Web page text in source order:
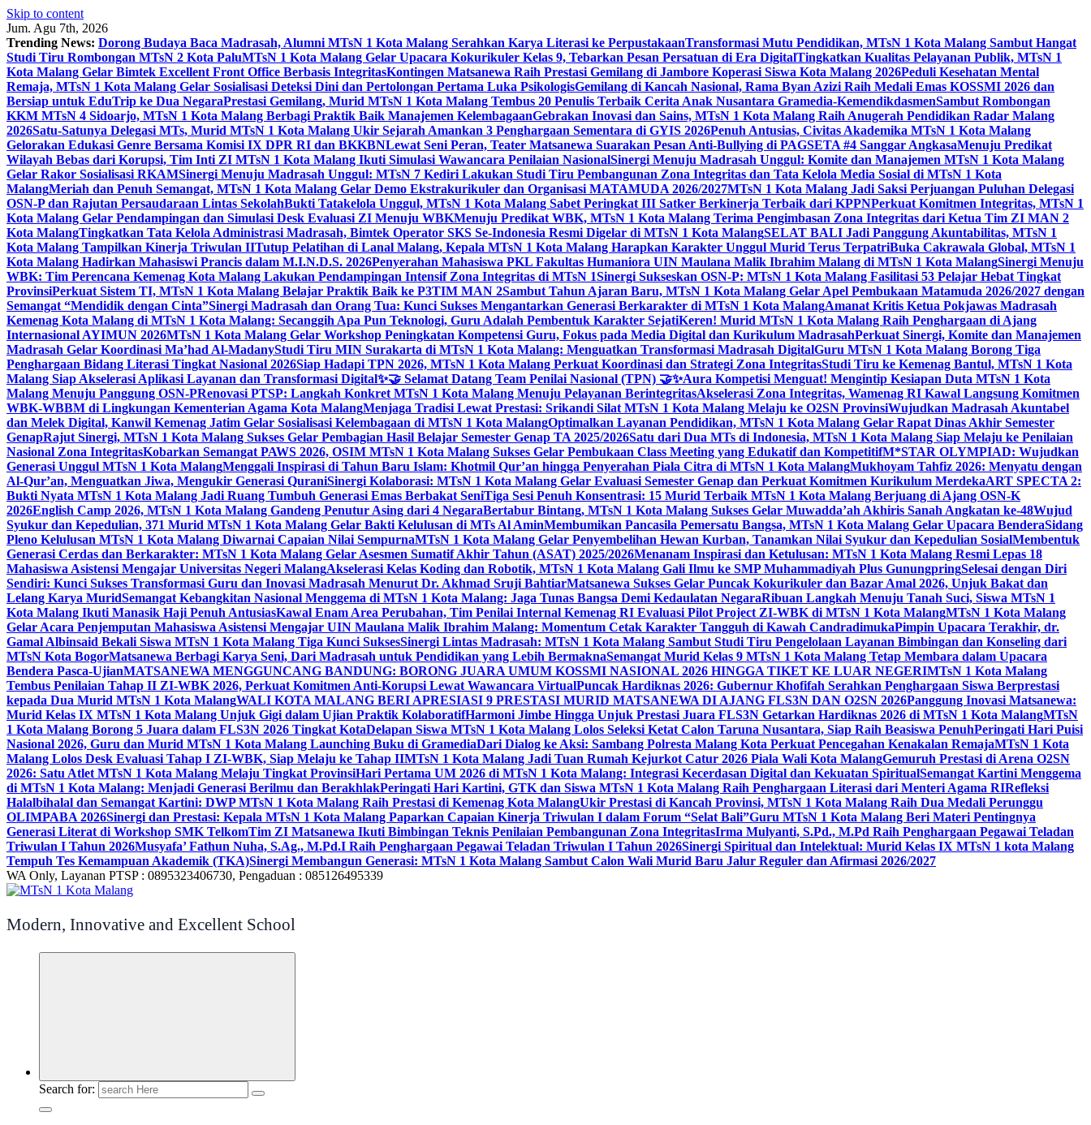
Skip to content
Jum. Agu 7th, 2026
Trending News: Dorong Budaya Baca Madrasah, Alumni MTsN 1 Kota Malang Serahkan Karya Literasi ke PerpustakaanTransformasi Mutu Pendidikan, MTsN 1 Kota Malang Sambut Hangat
Studi Tiru Rombongan MTsN 2 Kota PaluMTsN 1 Kota Malang Gelar Upacara Kokurikuler Kelas 9, Tebarkan Pesan Persatuan di Era DigitalTingkatkan Kualitas Pelayanan Publik, MTsN 1
Kota Malang Gelar Bimtek Excellent Front Office Berbasis IntegritasKontingen Matsanewa Raih Prestasi Gemilang di Jambore Koperasi Siswa Kota Malang 2026Peduli Kesehatan Mental
Remaja, MTsN 1 Kota Malang Gelar Sosialisasi Deteksi Dini dan Pertolongan Pertama Luka PsikologisGemilang di Kancah Nasional, Rama Byan Azizi Raih Medali Emas KOSSMI 2026 dan
Bersiap untuk EduTrip ke Dua NegaraPrestasi Gemilang, Murid MTsN 1 Kota Malang Tembus 20 Penulis Terbaik Cerita Anak Nusantara Gramedia-KemendikdasmenSambut Rombongan
KKM MTsN 4 Sidoarjo, MTsN 1 Kota Malang Berbagi Praktik Baik Manajemen KelembagaanGebrakan Inovasi dan Sains, MTsN 1 Kota Malang Raih Anugerah Pendidikan Radar Malang
2026Satu-Satunya Delegasi MTs, Murid MTsN 1 Kota Malang Ukir Sejarah Amankan 3 Penghargaan Sementara di GYIS 2026Penuh Antusias, Civitas Akademika MTsN 1 Kota Malang
Gelorakan Edukasi Genre Bersama Komisi IX DPR RI dan BKKBNLewat Seni Peran, Teater Matsanewa Suarakan Pesan Anti-Bullying di PAGSETA #4 Sanggar AngkasaMenuju Predikat
Wilayah Bebas dari Korupsi, Tim Inti ZI MTsN 1 Kota Malang Ikuti Simulasi Wawancara Penilaian NasionalSinergi Menuju Madrasah Unggul: Komite dan Manajemen MTsN 1 Kota Malang
Gelar Rakor Sosialisasi RKAMSinergi Menuju Madrasah Unggul: MTsN 7 Kediri Lakukan Studi Tiru Pembangunan Zona Integritas dan Tata Kelola Media Sosial di MTsN 1 Kota
MalangMeriah dan Penuh Semangat, MTsN 1 Kota Malang Gelar Demo Ekstrakurikuler dan Organisasi MATAMUDA 2026/2027MTsN 1 Kota Malang Jadi Saksi Perjuangan Puluhan Delegasi
OSN-P dan Rajutan Persaudaraan Lintas SekolahBukti Tatakelola Unggul, MTsN 1 Kota Malang Sabet Peringkat III Satker Berkinerja Terbaik dari KPPNPerkuat Komitmen Integritas, MTsN 1
Kota Malang Gelar Pendampingan dan Simulasi Desk Evaluasi ZI Menuju WBKMenuju Predikat WBK, MTsN 1 Kota Malang Terima Pengimbasan Zona Integritas dari Ketua Tim ZI MAN 2
Kota MalangTingkatkan Tata Kelola Administrasi Madrasah, Bimtek Operator SKS Se-Indonesia Resmi Digelar di MTsN 1 Kota MalangSELAT BALI Jadi Panggung Akuntabilitas, MTsN 1
Kota Malang Tampilkan Kinerja Triwulan IITutup Pelatihan di Lanal Malang, Kepala MTsN 1 Kota Malang Harapkan Karakter Unggul Murid Terus TerpatriBuka Cakrawala Global, MTsN 1
Kota Malang Hadirkan Mahasiswi Prancis dalam M.I.N.D.S. 2026Penyerahan Mahasiswa PKL Fakultas Humaniora UIN Maulana Malik Ibrahim Malang di MTsN 1 Kota MalangSinergi Menuju
WBK: Tim Perencana Kemenag Kota Malang Lakukan Pendampingan Intensif Zona Integritas di MTsN 1Sinergi Sukseskan OSN-P: MTsN 1 Kota Malang Fasilitasi 53 Pelajar Hebat Tingkat
ProvinsiPerkuat Sistem TI, MTsN 1 Kota Malang Belajar Praktik Baik ke P3TIM MAN 2Sambut Tahun Ajaran Baru, MTsN 1 Kota Malang Gelar Apel Pembukaan Matamuda 2026/2027 dengan
Semangat “Mendidik dengan Cinta”Sinergi Madrasah dan Orang Tua: Kunci Sukses Mengantarkan Generasi Berkarakter di MTsN 1 Kota MalangAmanat Kritis Ketua Pokjawas Madrasah
Kemenag Kota Malang di MTsN 1 Kota Malang: Secanggih Apa Pun Teknologi, Guru Adalah Pembentuk Karakter SejatiKeren! Murid MTsN 1 Kota Malang Raih Penghargaan di Ajang
Internasional AYIMUN 2026MTsN 1 Kota Malang Gelar Workshop Peningkatan Kompetensi Guru, Fokus pada Media Digital dan Kurikulum MadrasahPerkuat Sinergi, Komite dan Manajemen
Madrasah Gelar Koordinasi Ma’had Al-MadanyStudi Tiru MIN Surakarta di MTsN 1 Kota Malang: Menguatkan Transformasi Madrasah DigitalGuru MTsN 1 Kota Malang Borong Tiga
Penghargaan Bidang Literasi Tingkat Nasional 2026Siap Hadapi TPN 2026, MTsN 1 Kota Malang Perkuat Koordinasi dan Strategi Zona IntegritasStudi Tiru ke Kemenag Bantul, MTsN 1 Kota
Malang Siap Akselerasi Aplikasi Layanan dan Transformasi Digital✨🤝 Selamat Datang Team Penilai Nasional (TPN) 🤝✨Aura Kompetisi Menguat! Mengintip Kesiapan Duta MTsN 1 Kota
Malang Menuju Panggung OSN-PRenovasi PTSP: Langkah Konkret MTsN 1 Kota Malang Menuju Pelayanan BerintegritasAkselerasi Zona Integritas, Wamenag RI Kawal Langsung Komitmen
WBK-WBBM di Lingkungan Kementerian Agama Kota MalangMenjaga Tradisi Lewat Prestasi: Srikandi Silat MTsN 1 Kota Malang Melaju ke O2SN ProvinsiWujudkan Madrasah Akuntabel
dan Melek Digital, Kanwil Kemenag Jatim Gelar Sosialisasi Kelembagaan di MTsN 1 Kota MalangOptimalkan Layanan Pendidikan, MTsN 1 Kota Malang Gelar Rapat Dinas Akhir Semester
GenapRajut Sinergi, MTsN 1 Kota Malang Sukses Gelar Pembagian Hasil Belajar Semester Genap TA 2025/2026Satu dari Dua MTs di Indonesia, MTsN 1 Kota Malang Siap Melaju ke Penilaian
Nasional Zona IntegritasKobarkan Semangat PAWS 2026, OSIM MTsN 1 Kota Malang Sukses Gelar Pembukaan Class Meeting yang Edukatif dan KompetitifM*STAR OLYMPIAD: Wujudkan
Generasi Unggul MTsN 1 Kota MalangMenggali Inspirasi di Tahun Baru Islam: Khotmil Qur’an hingga Penyerahan Piala Citra di MTsN 1 Kota MalangMukhoyam Tahfiz 2026: Menyatu dengan
Al-Qur’an, Menguatkan Jiwa, Mengukir Generasi QuraniSinergi Kolaborasi: MTsN 1 Kota Malang Gelar Evaluasi Semester Genap dan Perkuat Komitmen Kurikulum MerdekaART SPECTA 2:
Bukti Nyata MTsN 1 Kota Malang Jadi Ruang Tumbuh Generasi Emas Berbakat SeniTiga Sesi Penuh Konsentrasi: 15 Murid Terbaik MTsN 1 Kota Malang Berjuang di Ajang OSN-K
2026English Camp 2026, MTsN 1 Kota Malang Gandeng Penutur Asing dari 4 NegaraBertabur Bintang, MTsN 1 Kota Malang Sukses Gelar Muwadda’ah Akhiris Sanah Angkatan ke-48Wujud
Syukur dan Kepedulian, 371 Murid MTsN 1 Kota Malang Gelar Bakti Kelulusan di MTs Al AminMembumikan Pancasila Pemersatu Bangsa, MTsN 1 Kota Malang Gelar Upacara BenderaSidang
Pleno Kelulusan MTsN 1 Kota Malang Diwarnai Capaian Nilai SempurnaMTsN 1 Kota Malang Gelar Penyembelihan Hewan Kurban, Tanamkan Nilai Syukur dan Kepedulian SosialMembentuk
Generasi Cerdas dan Berkarakter: MTsN 1 Kota Malang Gelar Asesmen Sumatif Akhir Tahun (ASAT) 2025/2026Menanam Inspirasi dan Ketulusan: MTsN 1 Kota Malang Resmi Lepas 18
Mahasiswa Asistensi Mengajar Universitas Negeri MalangAkselerasi Kelas Koding dan Robotik, MTsN 1 Kota Malang Gali Ilmu ke SMP Muhammadiyah Plus GunungpringSelesai dengan Diri
Sendiri: Kunci Sukses Transformasi Guru dan Inovasi Madrasah Menurut Dr. Akhmad Sruji BahtiarMatsanewa Sukses Gelar Puncak Kokurikuler dan Bazar Amal 2026, Unjuk Bakat dan
Lelang Karya MuridSemangat Kebangkitan Nasional Menggema di MTsN 1 Kota Malang: Jaga Tunas Bangsa Demi Kedaulatan NegaraRibuan Langkah Menuju Tanah Suci, Siswa MTsN 1
Kota Malang Ikuti Manasik Haji Penuh AntusiasKawal Enam Area Perubahan, Tim Penilai Internal Kemenag RI Evaluasi Pilot Project ZI-WBK di MTsN 1 Kota MalangMTsN 1 Kota Malang
Gelar Acara Penjemputan Mahasiswa Asistensi Mengajar UIN Maulana Malik Ibrahim Malang: Momentum Cetak Karakter Tangguh di Kawah CandradimukaPimpin Upacara Terakhir, dr.
Gamal Albinsaid Bekali Siswa MTsN 1 Kota Malang Tiga Kunci SuksesSinergi Lintas Madrasah: MTsN 1 Kota Malang Sambut Studi Tiru Pengelolaan Layanan Bimbingan dan Konseling dari
MTsN Kota BogorMatsanewa Berbagi Karya Seni, Dari Madrasah untuk Pendidikan yang Lebih BermaknaSemangat Murid Kelas 9 MTsN 1 Kota Malang Tetap Membara dalam Upacara
Bendera Pasca-UjianMATSANEWA MENGGUNCANG BANDUNG: BORONG JUARA UMUM KOSSMI NASIONAL 2026 HINGGA TIKET KE LUAR NEGERIMTsN 1 Kota Malang
Tembus Penilaian Tahap II ZI-WBK 2026, Perkuat Komitmen Anti-Korupsi Lewat Wawancara VirtualPuncak Hardiknas 2026: Gubernur Khofifah Serahkan Penghargaan Siswa Berprestasi
kepada Dua Murid MTsN 1 Kota MalangWALI KOTA MALANG BERI APRESIASI 9 PRESTASI MURID MATSANEWA DI AJANG FLS3N DAN O2SN 2026Panggung Inovasi Matsanewa:
Murid Kelas IX MTsN 1 Kota Malang Unjuk Gigi dalam Ujian Praktik KolaboratifHarmoni Jimbe Hingga Unjuk Prestasi Juara FLS3N Getarkan Hardiknas 2026 di MTsN 1 Kota MalangMTsN
1 Kota Malang Borong 5 Juara dalam FLS3N 2026 Tingkat KotaDelapan Siswa MTsN 1 Kota Malang Lolos Seleksi Ketat Calon Taruna Nusantara, Siap Raih Beasiswa PenuhPeringati Hari Puisi
Nasional 2026, Guru dan Murid MTsN 1 Kota Malang Launching Buku di GramediaDari Dialog ke Aksi: Sambang Polresta Malang Kota Perkuat Pencegahan Kenakalan RemajaMTsN 1 Kota
Malang Lolos Desk Evaluasi Tahap I ZI-WBK, Siap Melaju ke Tahap IIMTsN 1 Kota Malang Jadi Tuan Rumah Kejurkot Catur 2026 Piala Wali Kota MalangGemuruh Prestasi di Arena O2SN
2026: Satu Atlet MTsN 1 Kota Malang Melaju Tingkat ProvinsiHari Pertama UM 2026 di MTsN 1 Kota Malang: Integrasi Kecerdasan Digital dan Kekuatan SpiritualSemangat Kartini Menggema
di MTsN 1 Kota Malang: Menjadi Generasi Berilmu dan BerakhlakPeringati Hari Kartini, GTK dan Siswa MTsN 1 Kota Malang Raih Penghargaan Literasi dari Menteri Agama RIRefleksi
Halalbihalal dan Semangat Kartini: DWP MTsN 1 Kota Malang Raih Prestasi di Kemenag Kota MalangUkir Prestasi di Kancah Provinsi, MTsN 1 Kota Malang Raih Dua Medali Perunggu
OLIMPABA 2026Sinergi dan Prestasi: Kepala MTsN 1 Kota Malang Paparkan Capaian Kinerja Triwulan I dalam Forum “Selat Bali”Guru MTsN 1 Kota Malang Beri Materi Pentingnya
Generasi Literat di Workshop SMK TelkomTim ZI Matsanewa Ikuti Bimbingan Teknis Penilaian Pembangunan Zona IntegritasIrma Mulyanti, S.Pd., M.Pd Raih Penghargaan Pegawai Teladan
Triwulan I Tahun 2026Musyafa’ Fathun Nuha, S.Ag., M.Pd.I Raih Penghargaan Pegawai Teladan Triwulan I Tahun 2026Sinergi Spiritual dan Intelektual: Murid Kelas IX MTsN 1 kota Malang
Tempuh Tes Kemampuan Akademik (TKA)Sinergi Membangun Generasi: MTsN 1 Kota Malang Sambut Calon Wali Murid Baru Jalur Reguler dan Afirmasi 2026/2027
WA Only, Layanan PTSP : 0895323406730, Pengaduan : 085126495339
Modern, Innovative and Excellent School
Search for: